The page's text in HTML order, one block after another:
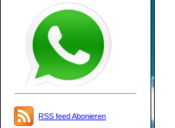
RSS feed Abonieren